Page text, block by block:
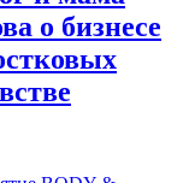
о бизнесе